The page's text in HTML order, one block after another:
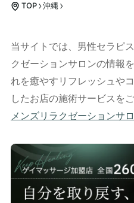
TOP 沖縄
当サイトでは、男性セラピ
クゼーションサロンの情報
れを癒やすリフレッシュや
したお店の施術サービスを
メンズリラクゼーションサ